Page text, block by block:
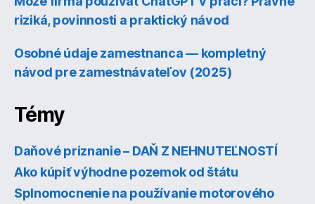
riziká, povinnosti a praktický návod
Osobné údaje zamestnanca — kompletný
návod pre zamestnávateľov (2025)
Témy
Daňové priznanie – DAŇ Z NEHNUTEĽNOSTÍ
Ako kúpiť výhodne pozemok od štátu
Splnomocnenie na používanie motorového